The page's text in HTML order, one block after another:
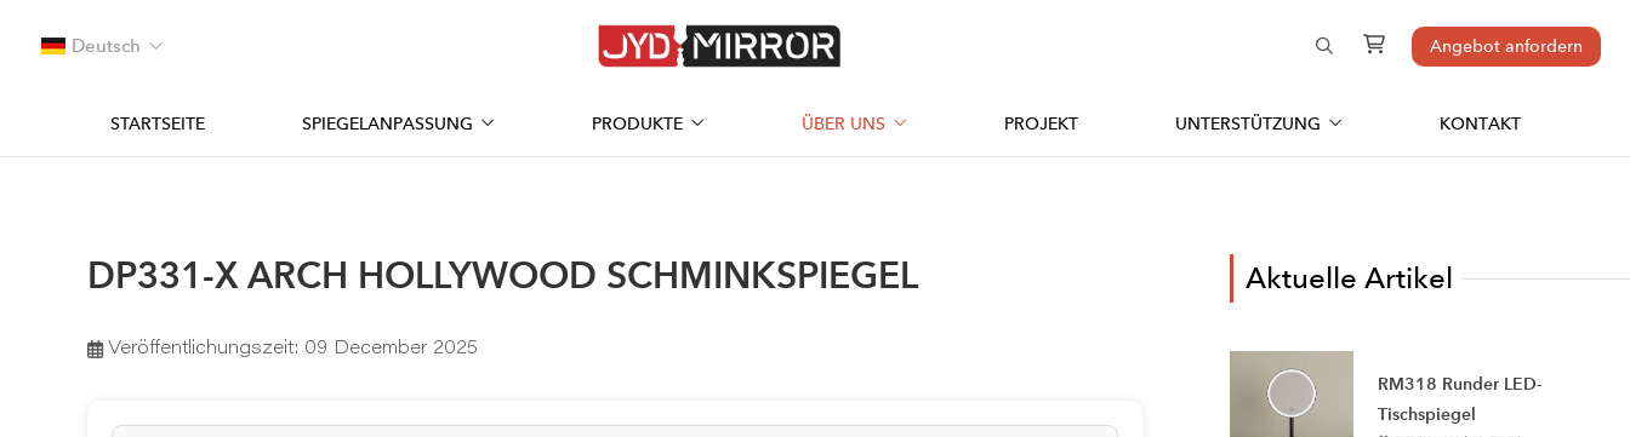
Deutsch Angebot anfordern
STARTSEITE SPIEGELANPASSUNG PRODUKTE ÜBER UNS PROJEKT UNTERSTÜTZUNG KONTAKT
DP331-X ARCH HOLLYWOOD SCHMINKSPIEGEL
Veröffentlichungszeit: 09 December 2025
Aktuelle Artikel
RM318 Runder LED-
Tischspiegel